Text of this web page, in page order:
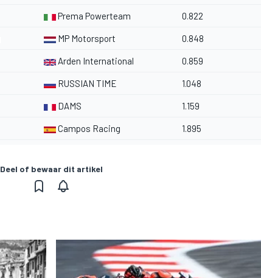
Prema Powerteam 0.822
MP Motorsport 0.848
Arden International 0.859
RUSSIAN TIME 1.048
DAMS 1.159
Campos Racing 1.895
Deel of bewaar dit artikel